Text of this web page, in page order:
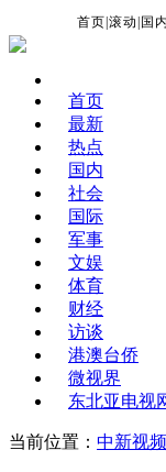
首页 |滚动 国内
首页
最新
热点
国内
社会
国际
军事
文娱
体育
财经
访谈
港澳台侨
微视界
东北亚电视
当前位置： 中新视频